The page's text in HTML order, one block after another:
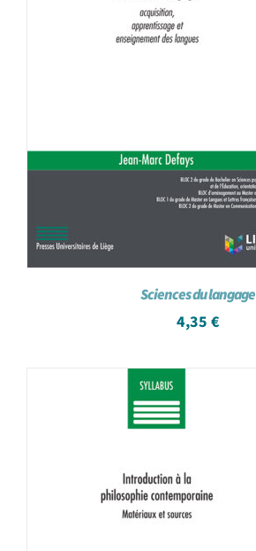
Sciences du langage
4,35 €